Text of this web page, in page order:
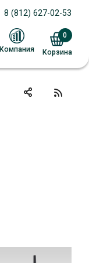
8 (812) 627-02-53
Компания Корзина
0